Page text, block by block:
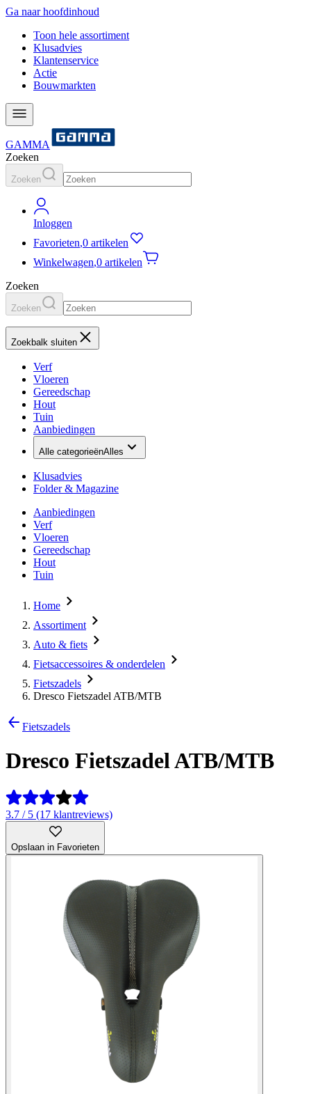
Ga naar hoofdinhoud
Toon hele assortiment
Klusadvies
Klantenservice
Actie
Bouwmarkten
GAMMA
Zoeken
Zoeken
Inloggen
Favorieten,0 artikelen
Winkelwagen,0 artikelen
Zoeken
Zoeken
Zoekbalk sluiten
Verf
Vloeren
Gereedschap
Hout
Tuin
Aanbiedingen
Alle categorieënAlles
Klusadvies
Folder & Magazine
Aanbiedingen
Verf
Vloeren
Gereedschap
Hout
Tuin
Home
Assortiment
Auto & fiets
Fietsaccessoires & onderdelen
Fietszadels
Dresco Fietszadel ATB/MTB
Fietszadels
Dresco Fietszadel ATB/MTB
3.7 / 5 (17 klantreviews)
Opslaan in Favorieten